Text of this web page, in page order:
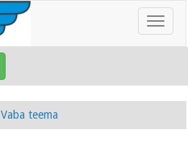
Vaba teema